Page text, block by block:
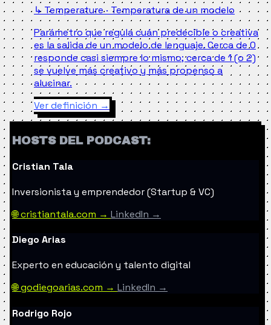
↳ Temperature · Temperatura de un modelo
Parámetro que regula cuán predecible o creativa
es la salida de un modelo de lenguaje. Cerca de 0
responde casi siempre lo mismo; cerca de 1 (o 2)
se vuelve más creativo y más propenso a
alucinar.
Ver definición →
HOSTS DEL PODCAST:
Cristian Tala
Inversionista y emprendedor (Startup & VC)
🌐 cristiantala.com → LinkedIn →
Diego Arias
Experto en educación y talento digital
🌐 godiegoarias.com → LinkedIn →
Rodrigo Rojo